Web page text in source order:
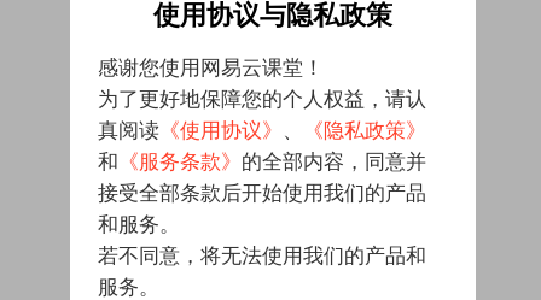
使用协议与隐私政策
感谢您使用网易云课堂！
为了更好地保障您的个人权益，请认
真阅读 《使用协议》 、
《隐私政策》
和 《服务条款》 的全部内容，同意并
接受全部条款后开始使用我们的产品
和服务。
若不同意，将无法使用我们的产品和
服务。